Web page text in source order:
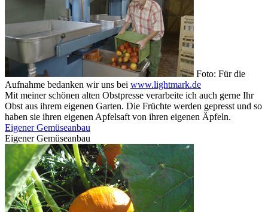
Foto: Für die
Aufnahme bedanken wir uns bei www.lightmark.de
Mit meiner schönen alten Obstpresse verarbeite ich auch gerne Ihr
Obst aus ihrem eigenen Garten. Die Früchte werden gepresst und so
haben sie ihren eigenen Apfelsaft von ihren eigenen Äpfeln.
Eigener Gemüseanbau
Eigener Gemüseanbau